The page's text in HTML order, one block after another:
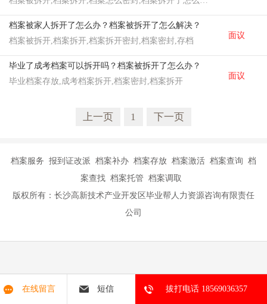
档案被家人拆开了怎么办？档案被拆开了怎么解决？
档案被拆开,档案拆开,档案拆开密封,档案密封,存档
面议
毕业了成考档案可以拆开吗？档案被拆开了怎么办？
毕业档案存放,成考档案拆开,档案密封,档案拆开
面议
上一页 1 下一页
档案服务 报到证改派 档案补办 档案存放 档案激活 档案查询 档
案查找 档案托管 档案调取
版权所有：长沙高新技术产业开发区毕业帮人力资源咨询有限责任
公司
在线留言 短信 拔打电话 18569036357